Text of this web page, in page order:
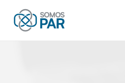
contenido